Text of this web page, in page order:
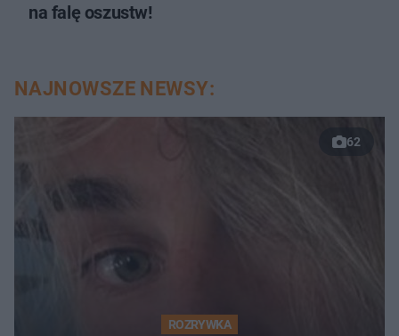
na falę oszustw!
NAJNOWSZE NEWSY:
62
ROZRYWKA